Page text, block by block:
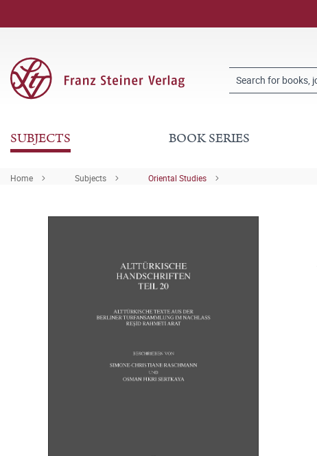
SUBJECTS BOOK SERIES
Home Subjects Oriental Studies